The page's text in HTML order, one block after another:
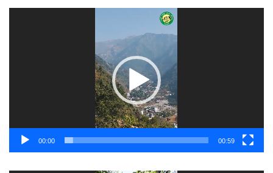
00:00 00:59